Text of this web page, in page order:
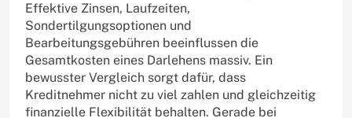
Effektive Zinsen, Laufzeiten,
Sondertilgungsoptionen und
Bearbeitungsgebühren beeinflussen die
Gesamtkosten eines Darlehens massiv. Ein
bewusster Vergleich sorgt dafür, dass
Kreditnehmer nicht zu viel zahlen und gleichzeitig
finanzielle Flexibilität behalten. Gerade bei